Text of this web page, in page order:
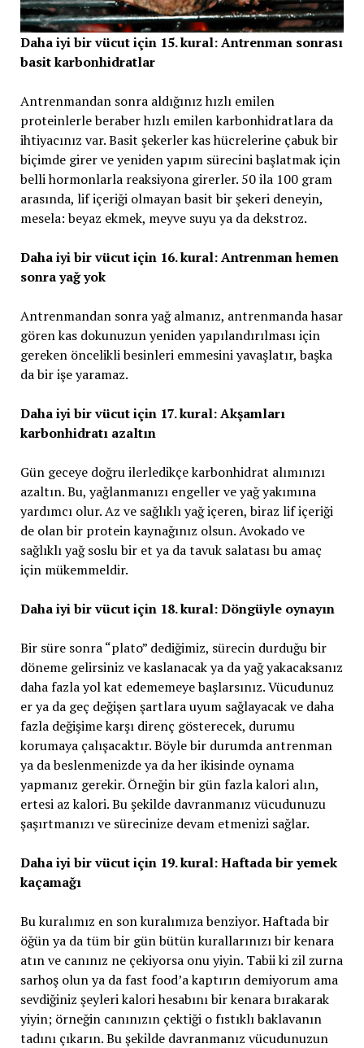
Daha iyi bir vücut için 15. kural: Antrenman sonrası
basit karbonhidratlar
Antrenmandan sonra aldığınız hızlı emilen
proteinlerle beraber hızlı emilen karbonhidratlara da
ihtiyacınız var. Basit şekerler kas hücrelerine çabuk bir
biçimde girer ve yeniden yapım sürecini başlatmak için
belli hormonlarla reaksiyona girerler. 50 ila 100 gram
arasında, lif içeriği olmayan basit bir şekeri deneyin,
mesela: beyaz ekmek, meyve suyu ya da dekstroz.
Daha iyi bir vücut için 16. kural: Antrenman hemen
sonra yağ yok
Antrenmandan sonra yağ almanız, antrenmanda hasar
gören kas dokunuzun yeniden yapılandırılması için
gereken öncelikli besinleri emmesini yavaşlatır, başka
da bir işe yaramaz.
Daha iyi bir vücut için 17. kural: Akşamları
karbonhidratı azaltın
Gün geceye doğru ilerledikçe karbonhidrat alımınızı
azaltın. Bu, yağlanmanızı engeller ve yağ yakımına
yardımcı olur. Az ve sağlıklı yağ içeren, biraz lif içeriği
de olan bir protein kaynağınız olsun. Avokado ve
sağlıklı yağ soslu bir et ya da tavuk salatası bu amaç
için mükemmeldir.
Daha iyi bir vücut için 18. kural: Döngüyle oynayın
Bir süre sonra “plato” dediğimiz, sürecin durduğu bir
döneme gelirsiniz ve kaslanacak ya da yağ yakacaksanız
daha fazla yol kat edememeye başlarsınız. Vücudunuz
er ya da geç değişen şartlara uyum sağlayacak ve daha
fazla değişime karşı direnç gösterecek, durumu
korumaya çalışacaktır. Böyle bir durumda antrenman
ya da beslenmenizde ya da her ikisinde oynama
yapmanız gerekir. Örneğin bir gün fazla kalori alın,
ertesi az kalori. Bu şekilde davranmanız vücudunuzu
şaşırtmanızı ve sürecinize devam etmenizi sağlar.
Daha iyi bir vücut için 19. kural: Haftada bir yemek
kaçamağı
Bu kuralımız en son kuralımıza benziyor. Haftada bir
öğün ya da tüm bir gün bütün kurallarınızı bir kenara
atın ve canınız ne çekiyorsa onu yiyin. Tabii ki zil zurna
sarhoş olun ya da fast food’a kaptırın demiyorum ama
sevdiğiniz şeyleri kalori hesabını bir kenara bırakarak
yiyin; örneğin canınızın çektiği o fıstıklı baklavanın
tadını çıkarın. Bu şekilde davranmanız vücudunuzun